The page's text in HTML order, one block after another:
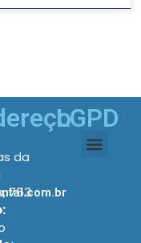
da
753
LGPD